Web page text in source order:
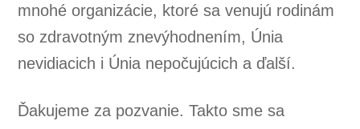
mnohé organizácie, ktoré sa venujú rodinám
so zdravotným znevýhodnením, Únia
nevidiacich i Únia nepočujúcich a ďalší.
Ďakujeme za pozvanie. Takto sme sa